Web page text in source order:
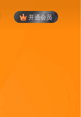
开通会员